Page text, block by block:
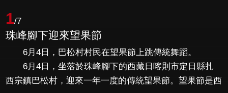
1/7
珠峰腳下迎來望果節
6月4日，巴松村村民在望果節上跳傳統舞蹈。
6月4日，坐落於珠峰腳下的西藏日喀則市定日縣扎
西宗鎮巴松村，迎來一年一度的傳統望果節。望果節是西